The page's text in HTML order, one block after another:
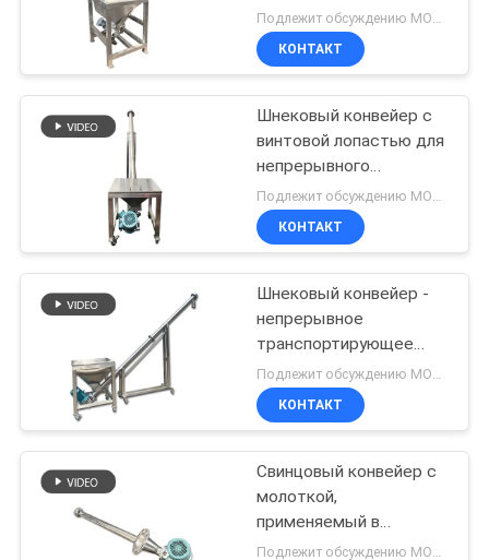
СПРОСИТЕ
ЦИТАТУ
SITEMAP
ПОЛИТИКА
УЕДИНЕНИЯ
оптовый
выгружатель
сумки
179
системы
транспортера
вакуума
131
Машина Blender
93
перемещения
порошкообразных
гранул и мелкокусковых
Подлежит обсуждению MOQ:1 КОМПЛЕКТ
КОНТАКТ
Шнековый конвейер с
винтовой лопастью для
непрерывного
перемещения
порошкообразных
гранул и мелкокусковых
Подлежит обсуждению MOQ:1 КОМПЛЕКТ
КОНТАКТ
Шнековый конвейер -
непрерывное
транспортирующее
оборудование,
использующее
спиральные лопасти
направленного
перемещения
материала
КОНТАКТ
Свинцовый конвейер с
молоткой,
применяемый в
зернохимической